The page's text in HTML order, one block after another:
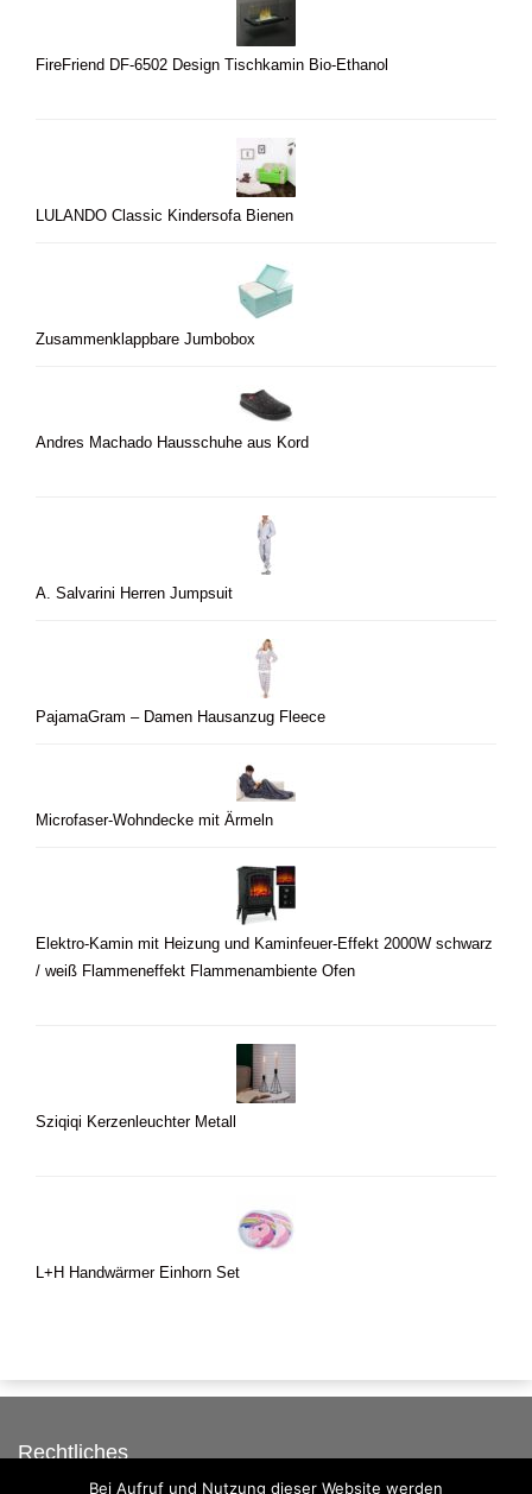
FireFriend DF-6502 Design Tischkamin Bio-Ethanol
LULANDO Classic Kindersofa Bienen
Zusammenklappbare Jumbobox
Andres Machado Hausschuhe aus Kord
A. Salvarini Herren Jumpsuit
PajamaGram – Damen Hausanzug Fleece
Microfaser-Wohndecke mit Ärmeln
Elektro-Kamin mit Heizung und Kaminfeuer-Effekt 2000W schwarz
/ weiß Flammeneffekt Flammenambiente Ofen
Sziqiqi Kerzenleuchter Metall
L+H Handwärmer Einhorn Set
Rechtliches
Bei Aufruf und Nutzung dieser Website werden